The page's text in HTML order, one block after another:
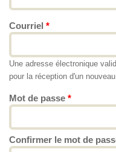
Courriel *
Une adresse électronique
pour la réception d'un
Mot de passe *
Confirmer le mot de